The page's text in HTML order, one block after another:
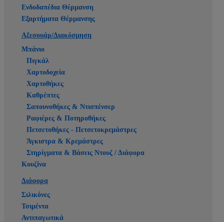
Ενδοδαπέδια Θέρμανση
Εξαρτήματα Θέρμανσης
Αξεσουάρ/Διακόσμηση
Μπάνιο
Πιγκάλ
Χαρτοδοχεία
Χαρτοθήκες
Καθρέπτες
Σαπουνοθήκες & Ντισπένσερ
Ραφιέρες & Ποτηροθήκες
Πετσετοθήκες - Πετσετοκρεμάστρες
Άγκιστρα & Κρεμάστρες
Στηρίγματα & Βάσεις Ντουζ / Διάφορα
Κουζίνα
Διάφορα
Σιλικόνες
Τσιμέντα
Αντιπαγωτικά